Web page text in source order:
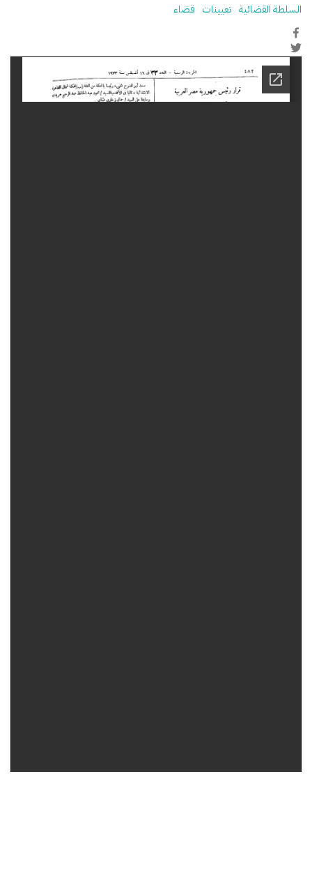
السلطة القضائية تعيينات قضاء